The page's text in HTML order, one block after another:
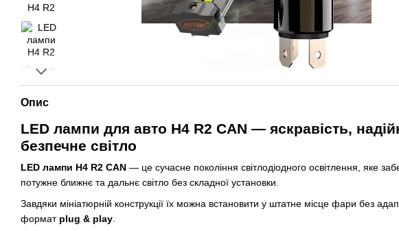
Опис
LED лампи для авто H4 R2 CAN — яскравість,
безпечне світло
LED лампи H4 R2 CAN — це сучасне покоління світлодіодного освітлення, яке
потужне ближнє та дальнє світло без складної установки.
Завдяки мініатюрній конструкції їх можна встановити у штатне місце фари без
формат plug & play